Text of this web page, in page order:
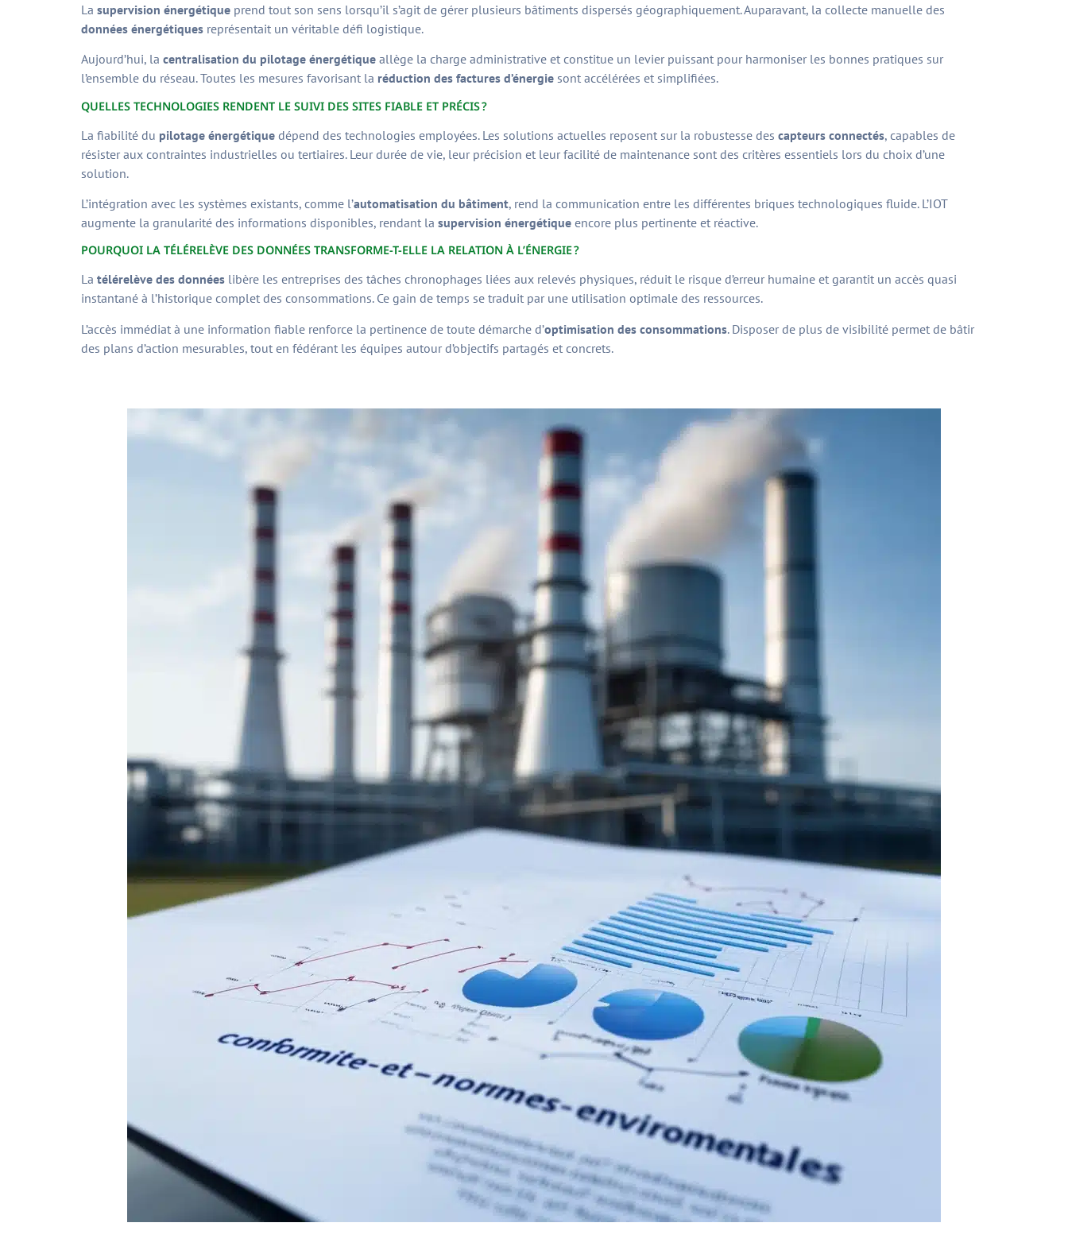
La supervision énergétique prend tout son sens lorsqu’il s’agit de gérer plusieurs bâtiments dispersés géographiquement. Auparavant, la collecte manuelle des
données énergétiques représentait un véritable défi logistique.
Aujourd’hui, la centralisation du pilotage énergétique allège la charge administrative et constitue un levier puissant pour harmoniser les bonnes pratiques sur
l’ensemble du réseau. Toutes les mesures favorisant la réduction des factures d’énergie sont accélérées et simplifiées.
QUELLES TECHNOLOGIES RENDENT LE SUIVI DES SITES FIABLE ET PRÉCIS ?
La fiabilité du pilotage énergétique dépend des technologies employées. Les solutions actuelles reposent sur la robustesse des capteurs connectés, capables de
résister aux contraintes industrielles ou tertiaires. Leur durée de vie, leur précision et leur facilité de maintenance sont des critères essentiels lors du choix d’une
solution.
L’intégration avec les systèmes existants, comme l’automatisation du bâtiment, rend la communication entre les différentes briques technologiques fluide. L’IOT
augmente la granularité des informations disponibles, rendant la supervision énergétique encore plus pertinente et réactive.
POURQUOI LA TÉLÉRELÈVE DES DONNÉES TRANSFORME-T-ELLE LA RELATION À L’ÉNERGIE ?
La télérelève des données libère les entreprises des tâches chronophages liées aux relevés physiques, réduit le risque d’erreur humaine et garantit un accès quasi
instantané à l’historique complet des consommations. Ce gain de temps se traduit par une utilisation optimale des ressources.
L’accès immédiat à une information fiable renforce la pertinence de toute démarche d’optimisation des consommations. Disposer de plus de visibilité permet de bâtir
des plans d’action mesurables, tout en fédérant les équipes autour d’objectifs partagés et concrets.